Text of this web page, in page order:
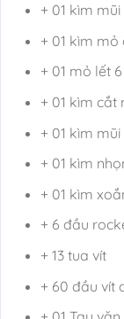
+ 01 kìm
+ 01 kìm mỏ
+ 01 mỏ lết
+ 01 kìm cắt
+ 01 kìm
+ 01 kìm
+ 01 kìm
+ 6 đầu
+ 13 tua vít
+ 60 đầu vít